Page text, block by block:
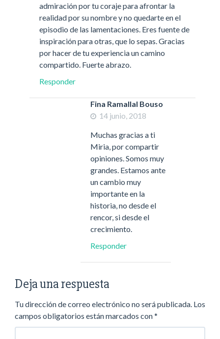
admiración por tu coraje para afrontar la
realidad por su nombre y no quedarte en el
episodio de las lamentaciones. Eres fuente de
inspiración para otras, que lo sepas. Gracias
por hacer de tu experiencia un camino
compartido. Fuerte abrazo.
Responder
Fina Ramallal Bouso
14 junio, 2018
Muchas gracias a ti
Miria, por compartir
opiniones. Somos muy
grandes. Estamos ante
un cambio muy
importante en la
historia, no desde el
rencor, si desde el
crecimiento.
Responder
Deja una respuesta
Tu dirección de correo electrónico no será publicada. Los
campos obligatorios están marcados con*